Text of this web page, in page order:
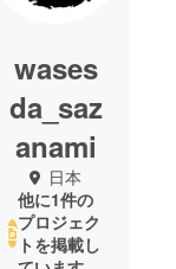
wases
da_saz
anami
日本
他に1件の
プロジェク
トを掲載し